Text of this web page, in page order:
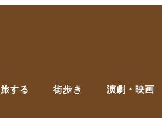
旅する 街歩き 演劇・映画